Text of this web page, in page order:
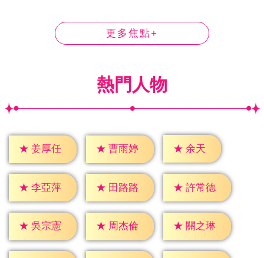
更多焦點+
熱門人物
★ 姜厚任 ★ 曹雨婷 ★ 余天
★ 李亞萍 ★ 田路路 ★ 許常德
★ 吳宗憲 ★ 周杰倫 ★ 關之琳